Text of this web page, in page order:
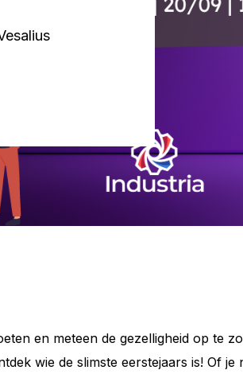
en meteen de gezelligheid op te
wie de slimste eerstejaars is! Of